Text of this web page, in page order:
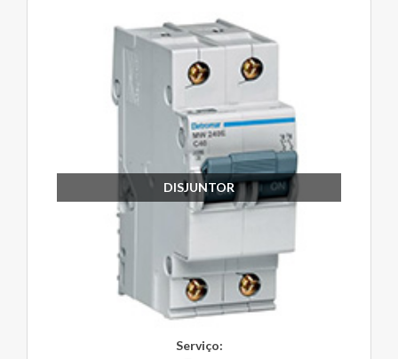
DISJUNTOR
Serviço: